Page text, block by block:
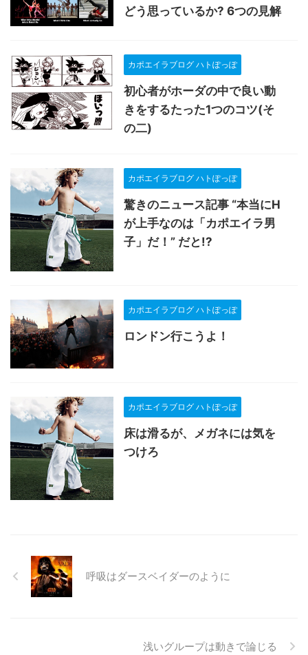
どう思っているか? 6つの見解
カポエイラブログ ハトぽっぽ
初心者がホーダの中で良い動
きをするたった1つのコツ(そ
の二)
カポエイラブログ ハトぽっぽ
驚きのニュース記事 “本当にH
が上手なのは「カポエイラ男
子」だ！” だと!?
カポエイラブログ ハトぽっぽ
ロンドン行こうよ！
カポエイラブログ ハトぽっぽ
床は滑るが、メガネには気を
つけろ
呼吸はダースベイダーのように
浅いグループは動きで論じる